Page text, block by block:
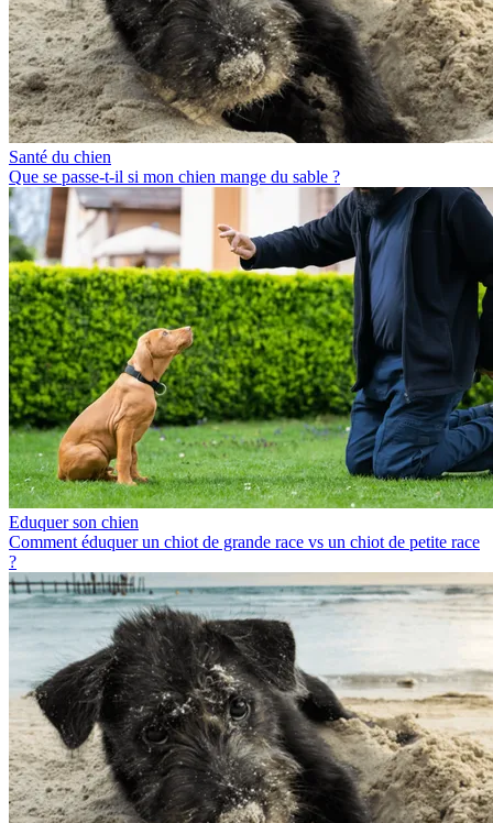
Santé du chien
Que se passe-t-il si mon chien mange du sable ?
Eduquer son chien
Comment éduquer un chiot de grande race vs un chiot de petite race
?